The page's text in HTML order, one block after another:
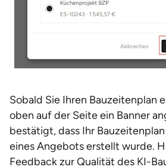
Sobald Sie Ihren Bauzeitenplan
oben auf der Seite ein Banner
bestätigt, dass Ihr
eines Angebots erstellt wurde.
Feedback zur Qualität des KI-